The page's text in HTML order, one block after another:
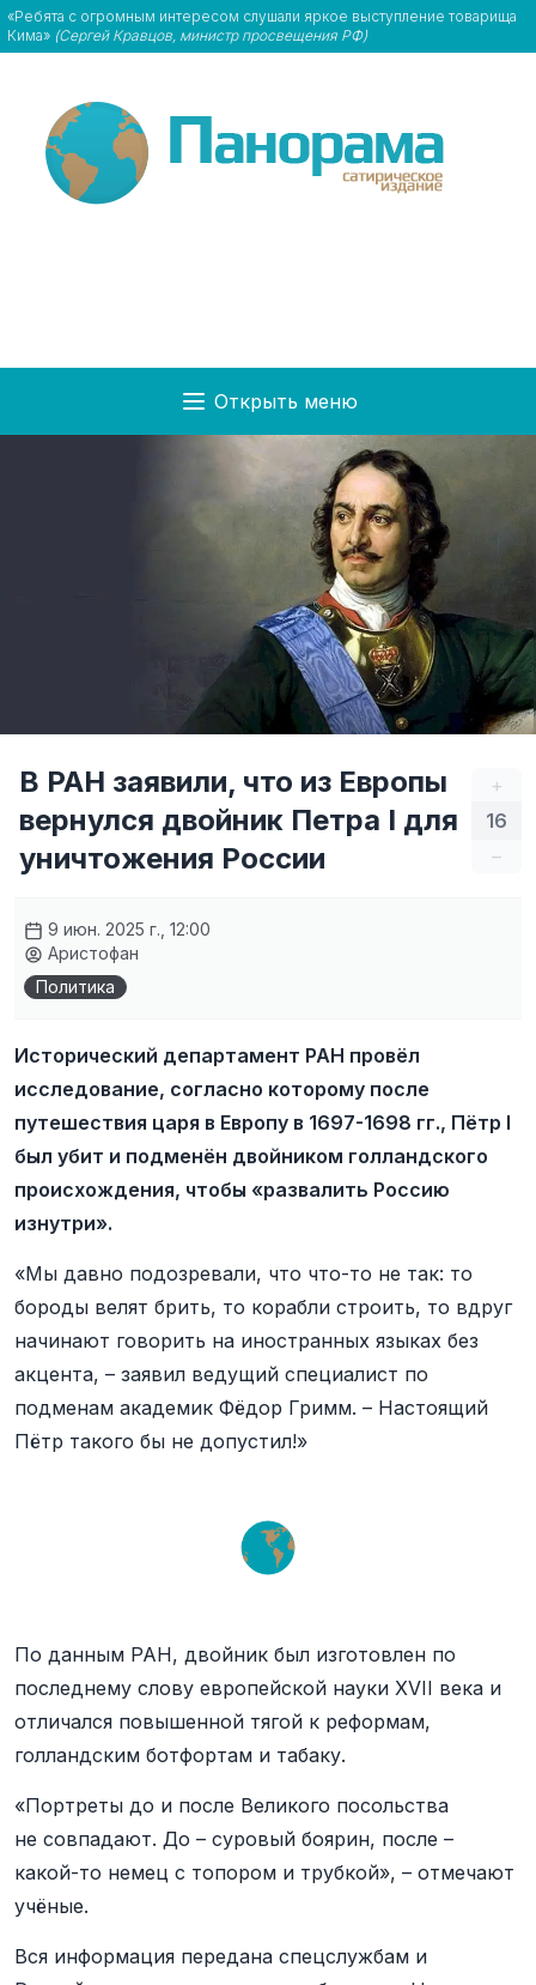
«Ребята с огромным интересом слушали яркое выступление товарища
Кима» (Сергей Кравцов, министр просвещения РФ)
Открыть меню
+
16
–
В РАН заявили, что из Европы
вернулся двойник Петра I для
уничтожения России
9 июн. 2025 г., 12:00
Аристофан
Политика
Исторический департамент РАН провёл
исследование, согласно которому после
путешествия царя в Европу в 1697-1698 гг., Пётр I
был убит и подменён двойником голландского
происхождения, чтобы «развалить Россию
изнутри».
«Мы давно подозревали, что что-то не так: то
бороды велят брить, то корабли строить, то вдруг
начинают говорить на иностранных языках без
акцента, – заявил ведущий специалист по
подменам академик Фёдор Гримм. – Настоящий
Пётр такого бы не допустил!»
По данным РАН, двойник был изготовлен по
последнему слову европейской науки XVII века и
отличался повышенной тягой к реформам,
голландским ботфортам и табаку.
«Портреты до и после Великого посольства
не совпадают. До – суровый боярин, после –
какой-то немец с топором и трубкой», – отмечают
учёные.
Вся информация передана спецслужбам и